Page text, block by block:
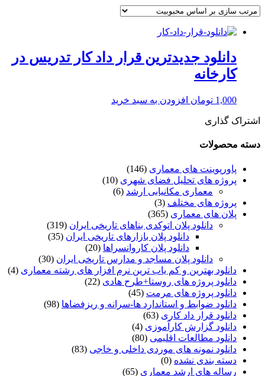
دانلود جدیدترین قرار داد کار تدریس در
کارخانه
1,000 تومان افزودن به سبد خرید
اشتراک گذاری
دسته محصولات
پاورپوینت های معماری (146)
پروژه های تحلیل فضای شهری (10)
معماری مکانیابی ارشد (6)
پروژه های مختلف (3)
پلان های معماری (365)
دانلود پلان اتوکدی بناهای تاریخی ایران (319)
دانلود پلان بازارهای تاریخی ایران (35)
دانلود پلان کاروانسراها (20)
دانلود پلان مساجد و مدارس تاریخی ایران (30)
دانلود بهترین و کم یاب ترین نرم افزار های رشته معماری (4)
دانلود پروژه های روستا+طرح هادی (22)
دانلود پروژه های مرمت (45)
دانلود ضوابط و استاندارد ها-سرانه و ریزفضاها (98)
دانلود قرار داد کاری (63)
دانلود گزارش کارآموزی (4)
دانلود مطالعات اقلیمی (80)
دانلود نمونه های موردی داخلی و خاجی (83)
دسته بندی نشده (0)
رساله های ارشد معماری (65)